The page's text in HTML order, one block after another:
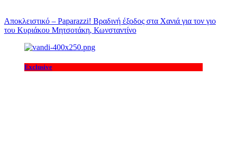
Αποκλειστικό – Paparazzi! Βραδινή έξοδος στα Χανιά για τον γιο
του Κυριάκου Μητσοτάκη, Κωνσταντίνο
Exclusive